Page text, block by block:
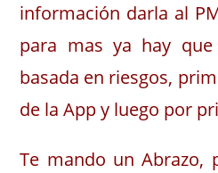
información darla al
para mas ya hay
basada en riesgos,
de la App y luego por
Te mando un Abrazo,